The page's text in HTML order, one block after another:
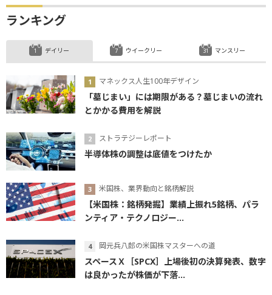
ランキング
デイリー
マネックス人生100年デザイン
「墓じまい」には期限がある？墓じまいの流れ
とかかる費用を解説
ストラテジーレポート
半導体株の調整は底値をつけたか
米国株、業界動向と銘柄解説
【米国株：銘柄発掘】業績上振れ5銘柄、パラ
ンティア・テクノロジー...
岡元兵八郎の米国株マスターへの道
スペースＸ［SPCX］上場後初の決算発表、数字
は良かったが株価が下落...
ウイークリー マンスリー